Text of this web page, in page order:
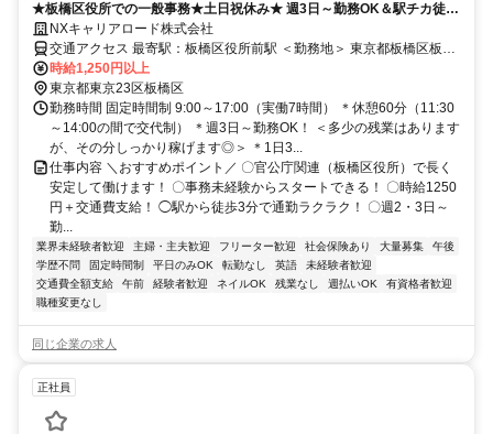
★板橋区役所での一般事務★土日祝休み★ 週3日～勤務OK＆駅チカ徒歩
3分！ ✅️申請書類のチェックや専用システムへの入力業務
NXキャリアロード株式会社
交通アクセス 最寄駅：板橋区役所前駅 ＜勤務地＞ 東京都板橋区板橋
２丁目６５ （板橋区役所内） ＜アクセス＞ 都営三田線「板橋区役所
前駅」～徒歩3分 東武東上線「大山駅」～徒歩10分
時給1,250円以上
東京都東京23区板橋区
勤務時間 固定時間制 9:00～17:00（実働7時間） ＊休憩60分（11:30
～14:00の間で交代制） ＊週3日～勤務OK！ ＜多少の残業はあります
が、その分しっかり稼げます◎＞ ＊1日3...
仕事内容 ＼おすすめポイント／ 〇官公庁関連（板橋区役所）で長く
安定して働けます！ 〇事務未経験からスタートできる！ 〇時給1250
円＋交通費支給！ ◯駅から徒歩3分で通勤ラクラク！ 〇週2・3日～
勤...
業界未経験者歓迎 主婦・主夫歓迎 フリーター歓迎 社会保険あり 大量募集
午後
学歴不問
固定時間制 平日のみOK 転勤なし 英語
未経験者歓迎
交通費全額支給
午前 経験者歓迎 ネイルOK 残業なし 週払いOK
有資格者歓迎
職種変更なし
同じ企業の求人
正社員